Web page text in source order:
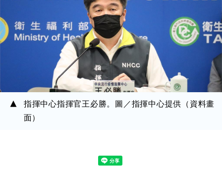
指揮中心指揮官王必勝。圖／指揮中心提供（資料畫
面）